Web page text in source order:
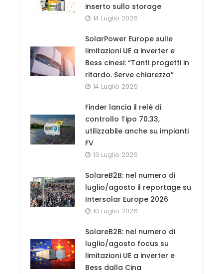
inserto sullo storage
14 Luglio 2026
SolarPower Europe sulle
limitazioni UE a inverter e
Bess cinesi: “Tanti progetti in
ritardo. Serve chiarezza”
14 Luglio 2026
Finder lancia il relè di
controllo Tipo 70.33,
utilizzabile anche su impianti
FV
13 Luglio 2026
SolareB2B: nel numero di
luglio/agosto il reportage su
Intersolar Europe 2026
10 Luglio 2026
SolareB2B: nel numero di
luglio/agosto focus su
limitazioni UE a inverter e
Bess dalla Cina